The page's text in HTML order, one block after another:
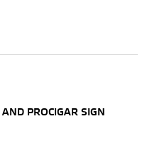
PROCIGAR SIGN